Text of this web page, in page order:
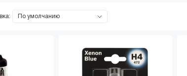
устройства
от 3500 грн.